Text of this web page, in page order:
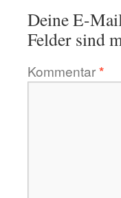
Deine E-
Felder sind
Kommentar*